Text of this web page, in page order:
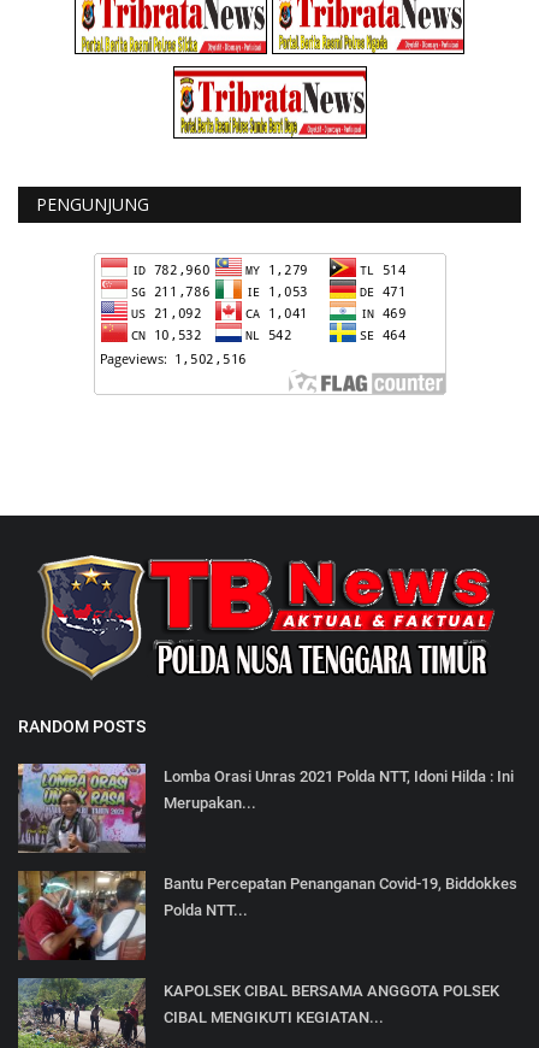
PENGUNJUNG
RANDOM POSTS
Lomba Orasi Unras 2021 Polda NTT, Idoni Hilda : Ini
Merupakan...
Bantu Percepatan Penanganan Covid-19, Biddokkes
Polda NTT...
KAPOLSEK CIBAL BERSAMA ANGGOTA POLSEK
CIBAL MENGIKUTI KEGIATAN...